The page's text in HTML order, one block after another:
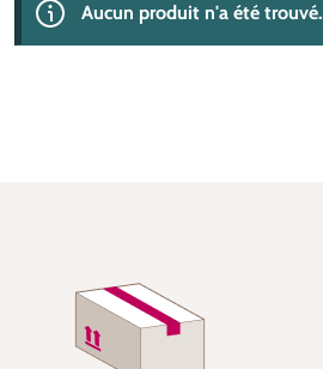
Aucun produit n'a été trouvé.